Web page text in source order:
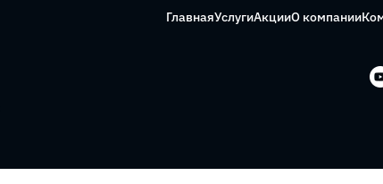
ГлавнаяУслугиАкцииО компании